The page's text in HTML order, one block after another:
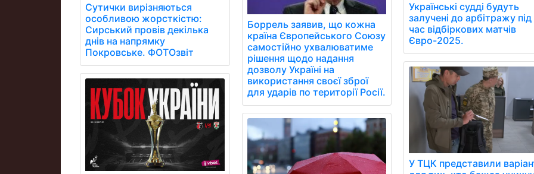
Сутички вирізняються
особливою жорсткістю:
Сирський провів декілька
днів на напрямку
Покровське. ФОТОзвіт
Боррель заявив, що кожна
країна Європейського Союзу
самостійно ухвалюватиме
рішення щодо надання
дозволу Україні на
використання своєї зброї
для ударів по території Росії.
Українські судді будуть
залучені до арбітражу під
час відбіркових матчів
Євро-2025.
У ТЦК представили